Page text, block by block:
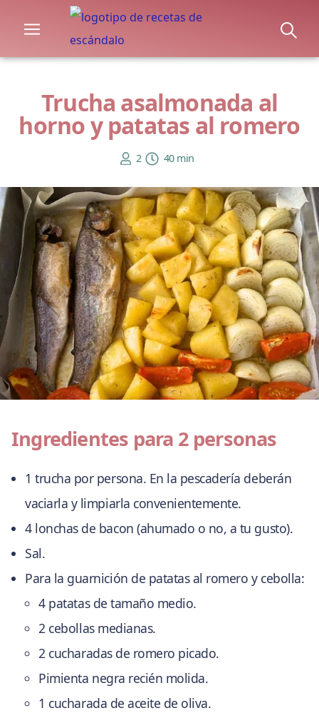
Trucha asalmonada al
horno y patatas al romero
2 40 min
Ingredientes para 2 personas
1 trucha por persona. En la pescadería deberán
vaciarla y limpiarla convenientemente.
4 lonchas de bacon (ahumado o no, a tu gusto).
Sal.
Para la guarnición de patatas al romero y cebolla:
4 patatas de tamaño medio.
2 cebollas medianas.
2 cucharadas de romero picado.
Pimienta negra recién molida.
1 cucharada de aceite de oliva.